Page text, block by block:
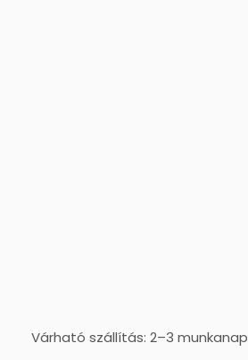
Várható szállítás: 2–3 munkanap